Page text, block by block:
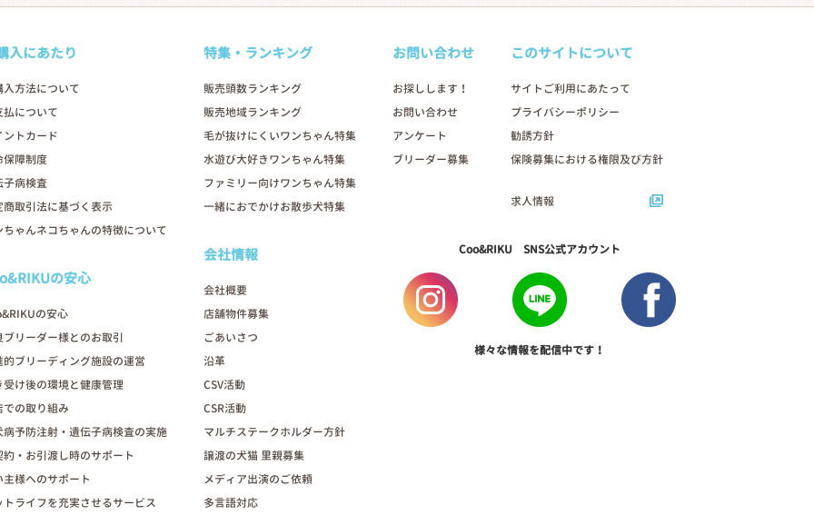
入にあたり
入方法について
払について
ントカード
保障制度
子病検査
商取引法に基づく表示
ちゃんネコちゃんの特徴について
の安心
の安心
ブリーダー様とのお取引
的ブリーディング施設の運営
受け後の環境と健康管理
での取り組み
病予防注射・遺伝子病検査の実施
約・お引渡し時のサポート
主様へのサポート
トライフを充実させるサービス
特集・ランキング
販売頭数ランキング
販売地域ランキング
毛が抜けにくいワンちゃん特集
水遊び大好きワンちゃん特集
ファミリー向けワンちゃん特集
一緒におでかけお散歩犬特集
会社情報
会社概要
店舗物件募集
ごあいさつ
沿革
CSV活動
CSR活動
マルチステークホルダー方針
譲渡の犬猫 里親募集
メディア出演のご依頼
多言語対応
お問い合わせ
お探しします！
お問い合わせ
アンケート
ブリーダー募集
このサイトについて
サイトご利用にあたって
プライバシーポリシー
勧誘方針
保険募集における権限及び方針
求人情報
Coo&RIKU SNS公式アカウント
様々な情報を配信中です！